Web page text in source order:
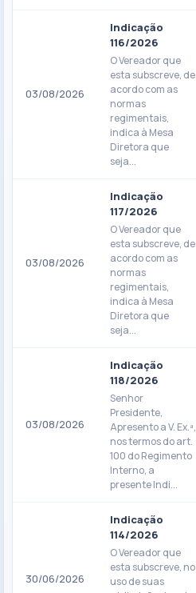
03/08/2026
Indicação
116/2026
O Vereador que
esta subscreve, de
acordo com as
normas
regimentais,
indica à Mesa
Diretora que
seja...
03/08/2026
Indicação
117/2026
O Vereador que
esta subscreve, de
acordo com as
normas
regimentais,
indica à Mesa
Diretora que
seja...
03/08/2026
Indicação
118/2026
Senhor
Presidente,
Apresento a V. Ex.ª,
nos termos do art.
100 do Regimento
Interno, a
presente Indi...
30/06/2026
Indicação
114/2026
O Vereador que
esta subscreve, no
uso de suas